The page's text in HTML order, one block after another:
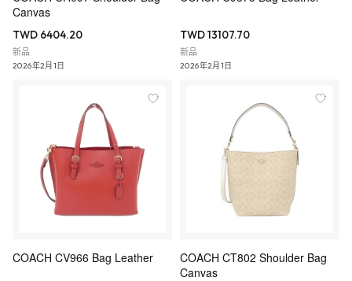
Canvas
TWD 6404.20
新品
2026年2月1日
TWD 13107.70
新品
2026年2月1日
COACH CV966 Bag Leather
COACH CT802 Shoulder Bag
Canvas